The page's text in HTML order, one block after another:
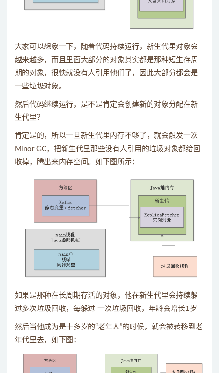
大家可以想象一下，随着代码持续运行，新生代里对象会
越来越多，而且里面大部分的对象其实都是那种短生存周
期的对象，很快就没有人引用他们了，因此大部分都会是
一些垃圾对象。
然后代码继续运行，是不是肯定会创建新的对象分配在新
生代里？
肯定是的，所以一旦新生代里内存不够了，就会触发一次
Minor GC，把新生代里那些没有人引用的垃圾对象都给回
收掉，腾出来内存空间。如下图所示：
如果是那种在长周期存活的对象，他在新生代里会持续躲
过多次垃圾回收，每躲过 一次垃圾回收，年龄会增长1岁
然后当他成为是十多岁的“老年人”的时候，就会被转移到老
年代里去，如下图：